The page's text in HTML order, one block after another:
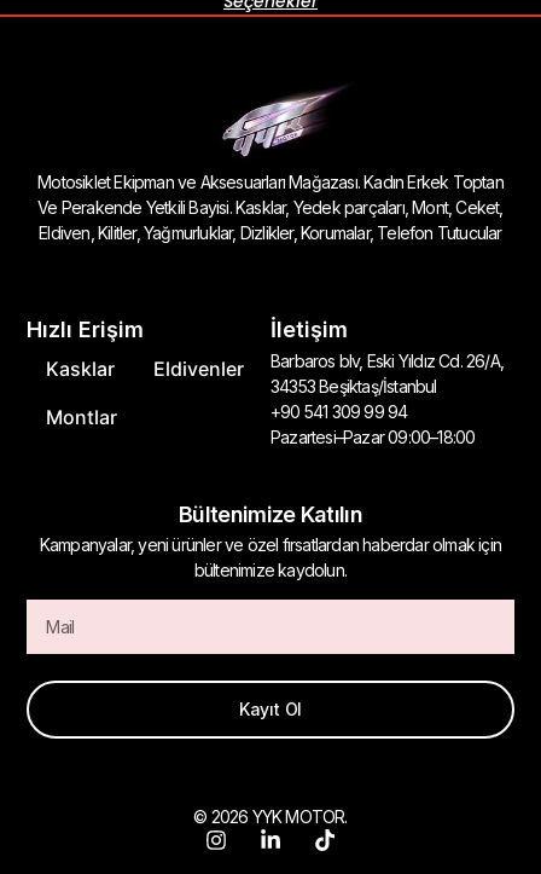
Motosiklet Ekipman ve Aksesuarları Mağazası. Kadın Erkek Toptan
Ve Perakende Yetkili Bayisi. Kasklar, Yedek parçaları, Mont, Ceket,
Eldiven, Kilitler, Yağmurluklar, Dizlikler, Korumalar, Telefon Tutucular
Hızlı Erişim
Kasklar
Eldivenler
Montlar
İletişim
Barbaros blv, Eski Yıldız Cd. 26/A,
34353 Beşiktaş/İstanbul
+90 541 309 99 94
Pazartesi–Pazar 09:00–18:00
Bültenimize Katılın
Kampanyalar, yeni ürünler ve özel fırsatlardan haberdar olmak için
bültenimize kaydolun.
Kayıt Ol
© 2026 YYK MOTOR.